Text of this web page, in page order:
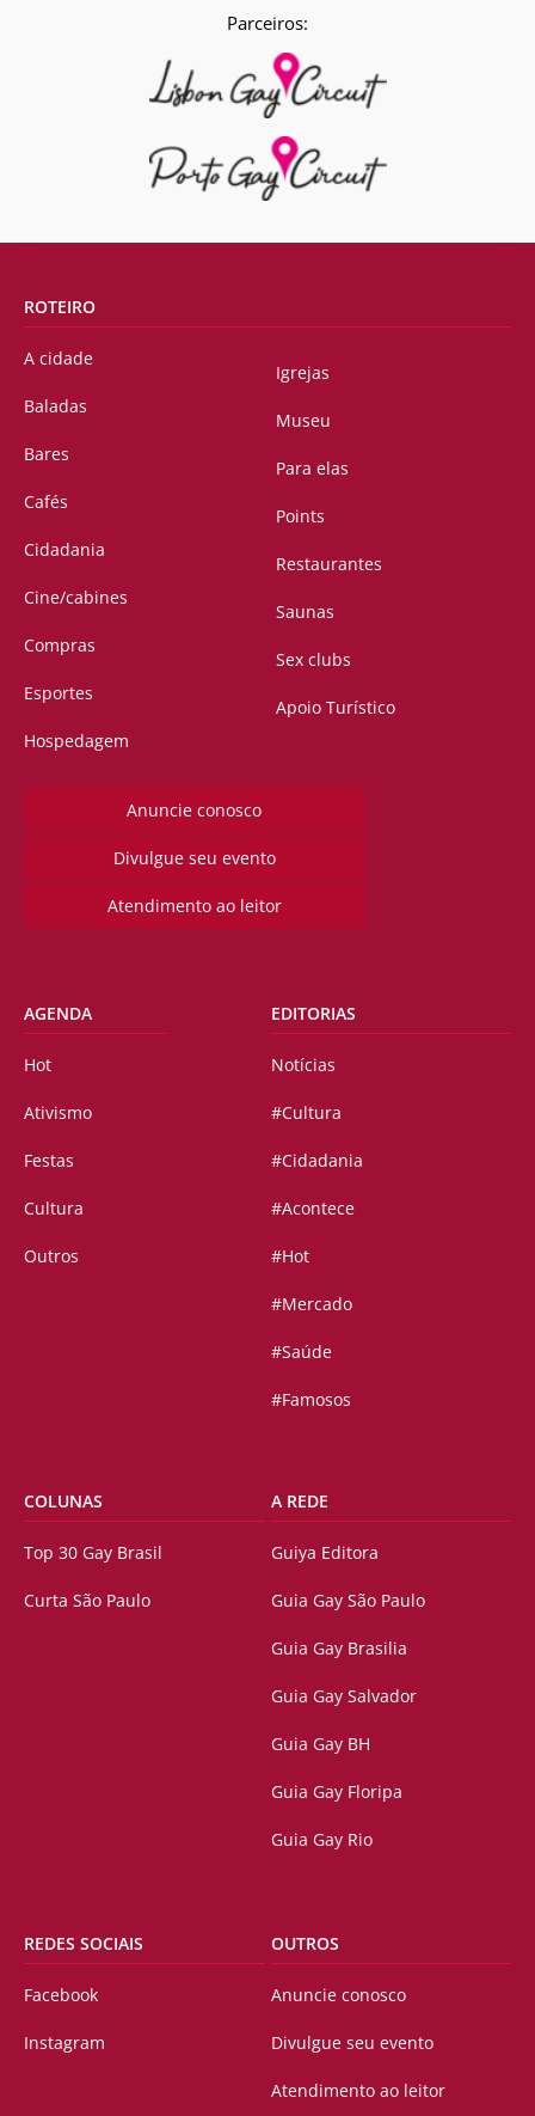
Parceiros:
ROTEIRO
A cidade
Baladas
Bares
Cafés
Cidadania
Cine/cabines
Compras
Esportes
Hospedagem
Igrejas
Museu
Para elas
Points
Restaurantes
Saunas
Sex clubs
Apoio Turístico
Anuncie conosco
Divulgue seu evento
Atendimento ao leitor
AGENDA
Hot
Ativismo
Festas
Cultura
Outros
EDITORIAS
Notícias
#Cultura
#Cidadania
#Acontece
#Hot
#Mercado
#Saúde
#Famosos
COLUNAS
Top 30 Gay Brasil
Curta São Paulo
A REDE
Guiya Editora
Guia Gay São Paulo
Guia Gay Brasilia
Guia Gay Salvador
Guia Gay BH
Guia Gay Floripa
Guia Gay Rio
REDES SOCIAIS
Facebook
Instagram
OUTROS
Anuncie conosco
Divulgue seu evento
Atendimento ao leitor